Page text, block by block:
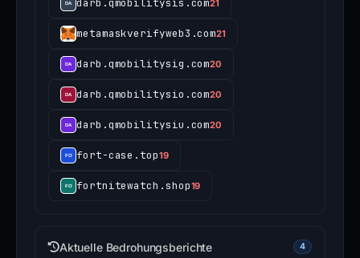
darb.qmobilitysis.com21
metamaskverifyweb3.com21
darb.qmobilitysig.com20
darb.qmobilitysio.com20
darb.qmobilitysiu.com20
fort-case.top19
fortnitewatch.shop19
Aktuelle Bedrohungsberichte 4